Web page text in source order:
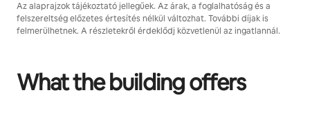
Az alaprajzok tájékoztató jellegűek. Az árak, a foglalhatóság és a
felszereltség előzetes értesítés nélkül változhat. További díjak is
felmerülhetnek. A részletekről érdeklődj közvetlenül az ingatlannál.
What the building offers